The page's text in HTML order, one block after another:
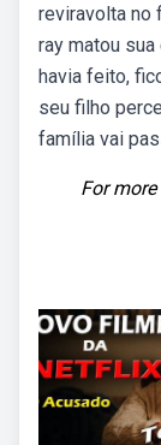
reviravolta no
ray matou
havia feito,
seu filho
família vai
For